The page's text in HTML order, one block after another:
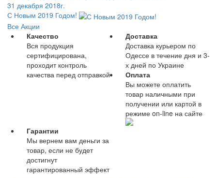
31 декабря 2018г.
С Новым 2019 Годом!
Все Акции
Качество
Вся продукция
сертифицирована,
проходит контроль
качества перед отправкой
Доставка
Доставка курьером по
Одессе в течение дня и 3-
х дней по Украине
Оплата
Вы можете оплатить
товар наличными при
получении или картой в
режиме on-line на сайте
Гарантии
Мы вернем вам деньги за
товар, если не будет
достигнут
гарантированный эффект